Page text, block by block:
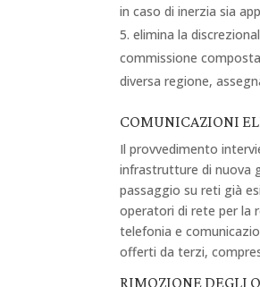
in caso di inerzia sia
elimina la
commissione
diversa regione,
COMUNICAZIONI
Il provvedimento
infrastrutture di nuova
passaggio su reti già
operatori di rete per la
telefonia e
offerti da terzi,
RIMOZIONE DEGLI